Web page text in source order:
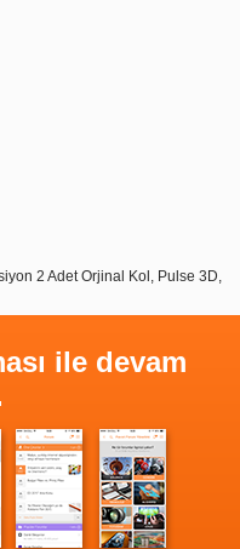
2 Adet Orjinal Kol, Pulse 3D,
ile devam